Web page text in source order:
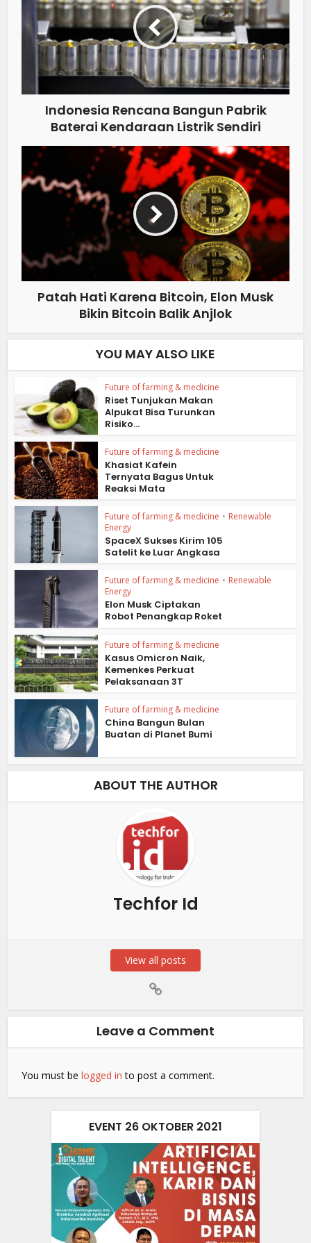
Indonesia Rencana Bangun Pabrik
Baterai Kendaraan Listrik Sendiri
Patah Hati Karena Bitcoin, Elon Musk
Bikin Bitcoin Balik Anjlok
YOU MAY ALSO LIKE
Future of farming & medicine
Riset Tunjukan Makan
Alpukat Bisa Turunkan
Risiko...
Future of farming & medicine
Khasiat Kafein
Ternyata Bagus Untuk
Reaksi Mata
Future of farming & medicine • Renewable
Energy
SpaceX Sukses Kirim 105
Satelit ke Luar Angkasa
Future of farming & medicine • Renewable
Energy
Elon Musk Ciptakan
Robot Penangkap Roket
Future of farming & medicine
Kasus Omicron Naik,
Kemenkes Perkuat
Pelaksanaan 3T
Future of farming & medicine
China Bangun Bulan
Buatan di Planet Bumi
ABOUT THE AUTHOR
Techfor Id
View all posts
Leave a Comment
You must belogged in to post a comment.
EVENT 26 OKTOBER 2021